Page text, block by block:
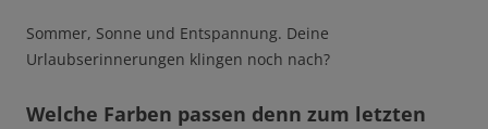
Sommer, Sonne und Entspannung. Deine
Urlaubserinnerungen klingen noch nach?
Welche Farben passen denn zum letzten